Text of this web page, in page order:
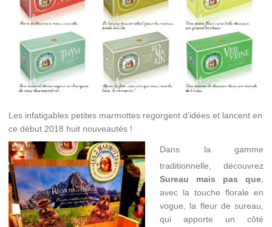
Les infatigables petites marmottes regorgent d’idées et lancent en
ce début 2018 huit nouveautés !
Dans la gamme
traditionnelle, découvrez
Sureau mais pas que,
avec la touche florale en
vogue, la fleur de sureau,
qui apporte un côté